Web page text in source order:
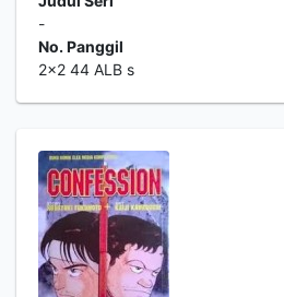
-
No. Panggil
2x2 44 ALB s